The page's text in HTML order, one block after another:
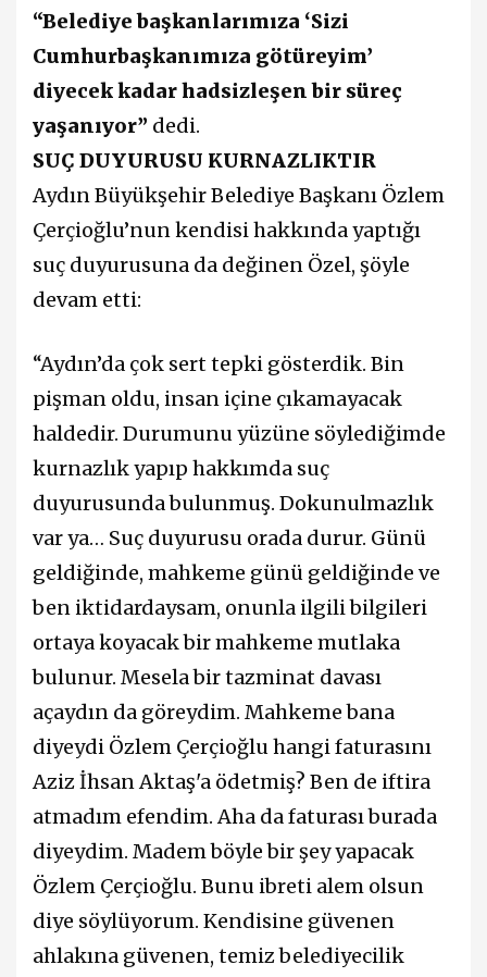
“Belediye başkanlarımıza ‘Sizi
Cumhurbaşkanımıza götüreyim’
diyecek kadar hadsizleşen bir süreç
yaşanıyor” dedi.
SUÇ DUYURUSU KURNAZLIKTIR
Aydın Büyükşehir Belediye Başkanı Özlem
Çerçioğlu’nun kendisi hakkında yaptığı
suç duyurusuna da değinen Özel, şöyle
devam etti:
“Aydın’da çok sert tepki gösterdik. Bin
pişman oldu, insan içine çıkamayacak
haldedir. Durumunu yüzüne söylediğimde
kurnazlık yapıp hakkımda suç
duyurusunda bulunmuş. Dokunulmazlık
var ya… Suç duyurusu orada durur. Günü
geldiğinde, mahkeme günü geldiğinde ve
ben iktidardaysam, onunla ilgili bilgileri
ortaya koyacak bir mahkeme mutlaka
bulunur. Mesela bir tazminat davası
açaydın da göreydim. Mahkeme bana
diyeydi Özlem Çerçioğlu hangi faturasını
Aziz İhsan Aktaş'a ödetmiş? Ben de iftira
atmadım efendim. Aha da faturası burada
diyeydim. Madem böyle bir şey yapacak
Özlem Çerçioğlu. Bunu ibreti alem olsun
diye söylüyorum. Kendisine güvenen
ahlakına güvenen, temiz belediyecilik